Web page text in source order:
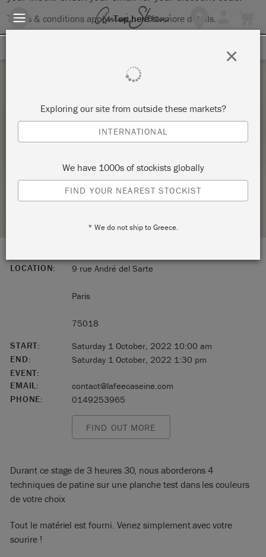
Terms & conditions apply.Tap herefor more details.
ATELIER D’INITIATION AUX PATINES ET
PEINTURES SUR MOBILIER – BASIQUES
LA FÉE CASÉINE
STOCKIST PROFILE
LOCATION: 9 rue André del Sarte
Paris
75018
START:
Saturday 1 October, 2022 10:00 am
END:
Saturday 1 October, 2022 1:30 pm
EVENT:
EMAIL:
contact@lafeecaseine.com
PHONE:
0149253965
FIND OUT MORE
Durant ce stage de 3 heures 30, nous aborderons 4
techniques de patine sur une planche test dans les couleurs
de votre choix
Tout le matériel est fourni. Venez simplement avec votre
sourire !
Exploring our site from outside these markets?
INTERNATIONAL
We have 1000s of stockists globally
FIND YOUR NEAREST STOCKIST
* We do not ship to Greece.
×